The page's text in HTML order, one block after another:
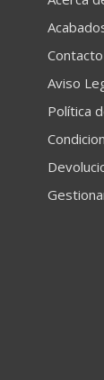
Contacto
Aviso
Política